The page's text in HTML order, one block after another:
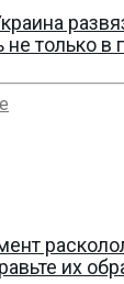
не только в
их